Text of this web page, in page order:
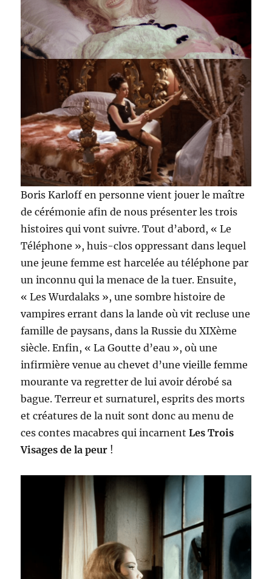
Boris Karloff en personne vient jouer le maître
de cérémonie afin de nous présenter les trois
histoires qui vont suivre. Tout d’abord, « Le
Téléphone », huis-clos oppressant dans lequel
une jeune femme est harcelée au téléphone par
un inconnu qui la menace de la tuer. Ensuite,
« Les Wurdalaks », une sombre histoire de
vampires errant dans la lande où vit recluse une
famille de paysans, dans la Russie du XIXème
siècle. Enfin, « La Goutte d’eau », où une
infirmière venue au chevet d’une vieille femme
mourante va regretter de lui avoir dérobé sa
bague. Terreur et surnaturel, esprits des morts
et créatures de la nuit sont donc au menu de
ces contes macabres qui incarnent Les Trois
Visages de la peur !